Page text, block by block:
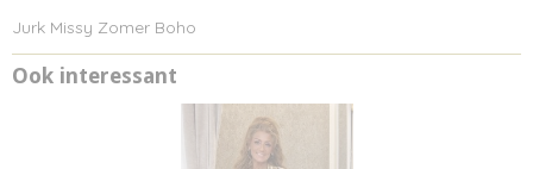
Jurk Missy Zomer Boho
Ook interessant